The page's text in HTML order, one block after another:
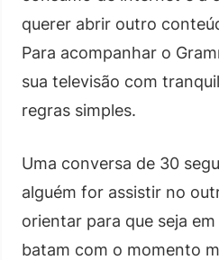
querer abrir outro
Para acompanhar o
sua televisão com
regras simples.
Uma conversa de 30
alguém for assistir no
orientar para que seja
batam com o momento